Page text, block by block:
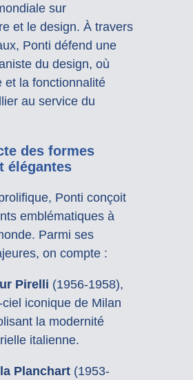
sur
et le design. À travers
Ponti défend une
du design, où
et la fonctionnalité
au service du
des formes
élégantes
Ponti conçoit
emblématiques à
Parmi ses
on compte :
Pirelli (1956-1958),
iconique de Milan
la modernité
italienne.
Planchart(1953-